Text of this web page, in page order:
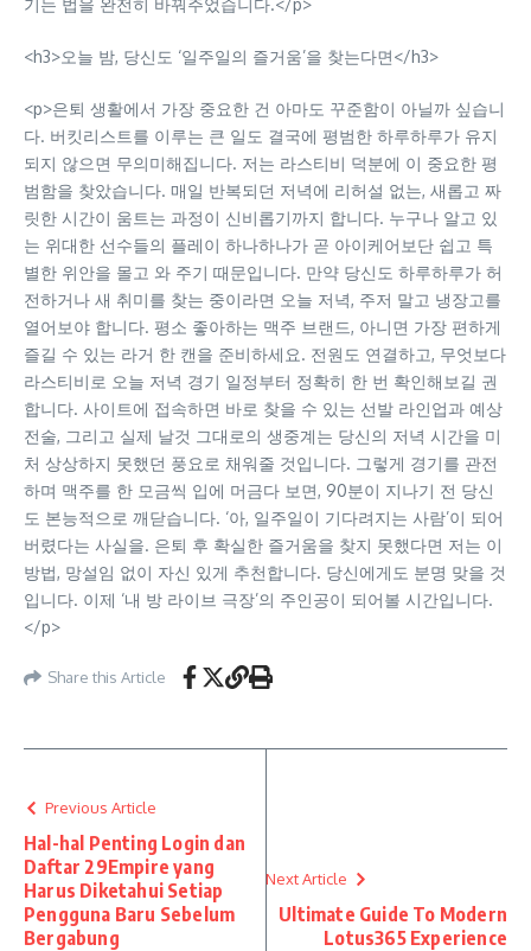
기는 법을 완전히 바꿔주었습니다.</p>
<h3>오늘 밤, 당신도 ‘일주일의 즐거움’을 찾는다면</h3>
<p>은퇴 생활에서 가장 중요한 건 아마도 꾸준함이 아닐까 싶습니
다. 버킷리스트를 이루는 큰 일도 결국에 평범한 하루하루가 유지
되지 않으면 무의미해집니다. 저는 라스티비 덕분에 이 중요한 평
범함을 찾았습니다. 매일 반복되던 저녁에 리허설 없는, 새롭고 짜
릿한 시간이 움트는 과정이 신비롭기까지 합니다. 누구나 알고 있
는 위대한 선수들의 플레이 하나하나가 곧 아이케어보단 쉽고 특
별한 위안을 몰고 와 주기 때문입니다. 만약 당신도 하루하루가 허
전하거나 새 취미를 찾는 중이라면 오늘 저녁, 주저 말고 냉장고를
열어보야 합니다. 평소 좋아하는 맥주 브랜드, 아니면 가장 편하게
즐길 수 있는 라거 한 캔을 준비하세요. 전원도 연결하고, 무엇보다
라스티비로 오늘 저녁 경기 일정부터 정확히 한 번 확인해보길 권
합니다. 사이트에 접속하면 바로 찾을 수 있는 선발 라인업과 예상
전술, 그리고 실제 날것 그대로의 생중계는 당신의 저녁 시간을 미
처 상상하지 못했던 풍요로 채워줄 것입니다. 그렇게 경기를 관전
하며 맥주를 한 모금씩 입에 머금다 보면, 90분이 지나기 전 당신
도 본능적으로 깨닫습니다. ‘아, 일주일이 기다려지는 사람’이 되어
버렸다는 사실을. 은퇴 후 확실한 즐거움을 찾지 못했다면 저는 이
방법, 망설임 없이 자신 있게 추천합니다. 당신에게도 분명 맞을 것
입니다. 이제 ‘내 방 라이브 극장’의 주인공이 되어볼 시간입니다.
</p>
Share this Article
Previous Article
Hal-hal Penting Login dan
Daftar 29Empire yang
Harus Diketahui Setiap
Pengguna Baru Sebelum
Bergabung
Next Article
Ultimate Guide To Modern
Lotus365 Experience